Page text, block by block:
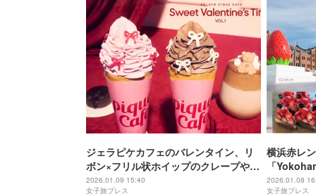
ジェラピケカフェのバレンタイン、リ
ボン×フリル状ホイップのクレープやピ
ケベア浮かぶ濃厚ホットチョコ
2026.01.09 15:40
女子旅プレス
横浜赤レ
「
2026」全
2026.01.08
女子旅プレス